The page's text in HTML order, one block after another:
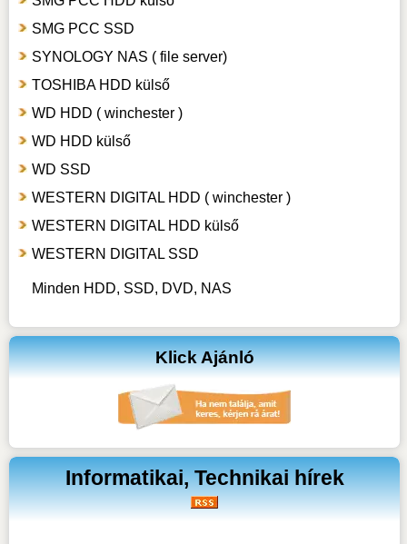
SMG PCC SSD
SYNOLOGY NAS ( file server)
TOSHIBA HDD külső
WD HDD ( winchester )
WD HDD külső
WD SSD
WESTERN DIGITAL HDD ( winchester )
WESTERN DIGITAL HDD külső
WESTERN DIGITAL SSD
Minden HDD, SSD, DVD, NAS
Klick Ajánló
Informatikai, Technikai hírek